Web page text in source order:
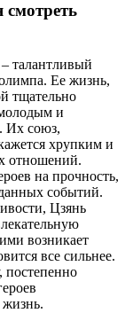
смотреть
талантливый
Ее жизнь,
тщательно
и
Их союз,
хрупким и
отношений.
на прочность,
событий.
Цзянь
возникает
все сильнее.
постепенно
жизнь.